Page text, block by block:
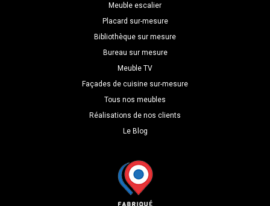
Meuble escalier
Placard sur-mesure
Bibliothèque sur mesure
Bureau sur mesure
Meuble TV
Façades de cuisine sur-mesure
Tous nos meubles
Réalisations de nos clients
Le Blog